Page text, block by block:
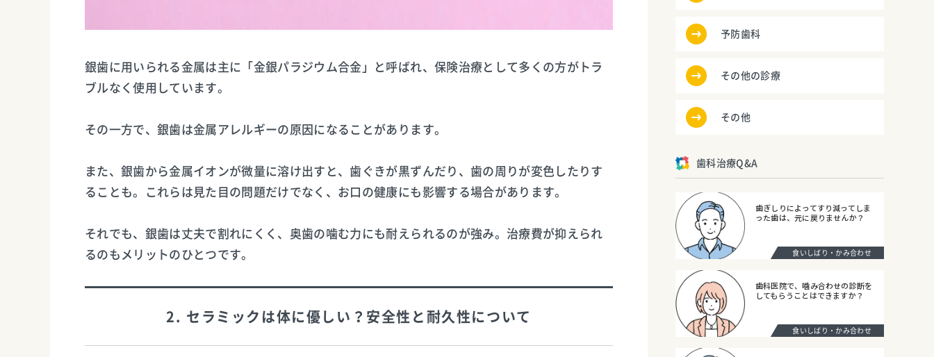
銀歯に用いられる金属は主に「金銀パラジウム合金」と呼ばれ、保険治療として多くの方がトラ
ブルなく使用しています。
その一方で、銀歯は金属アレルギーの原因になることがあります。
また、銀歯から金属イオンが微量に溶け出すと、歯ぐきが黒ずんだり、歯の周りが変色したりす
ることも。これらは見た目の問題だけでなく、お口の健康にも影響する場合があります。
それでも、銀歯は丈夫で割れにくく、奥歯の噛む力にも耐えられるのが強み。治療費が抑えられ
るのもメリットのひとつです。
2. セラミックは体に優しい？安全性と耐久性について
予防歯科
その他の診療
その他
歯科治療Q&A
歯ぎしりによってすり減ってしま
った歯は、元に戻りませんか？
食いしばり・かみ合わせ
歯科医院で、噛み合わせの診断を
してもらうことはできますか？
食いしばり・かみ合わせ